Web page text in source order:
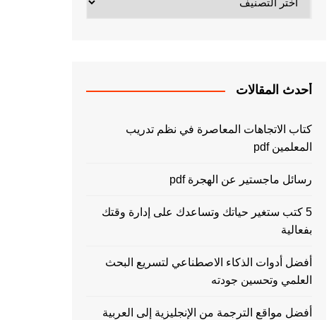
أحدث المقالات
كتاب الاتجاهات المعاصرة في نظم تدريب
المعلمين pdf
رسائل ماجستير عن الهجرة pdf
5 كتب ستغير حياتك وتساعدك على إدارة وقتك
بفعالية
أفضل أدوات الذكاء الاصطناعي لتسريع البحث
العلمي وتحسين جودته
أفضل مواقع الترجمة من الإنجليزية إلى العربية